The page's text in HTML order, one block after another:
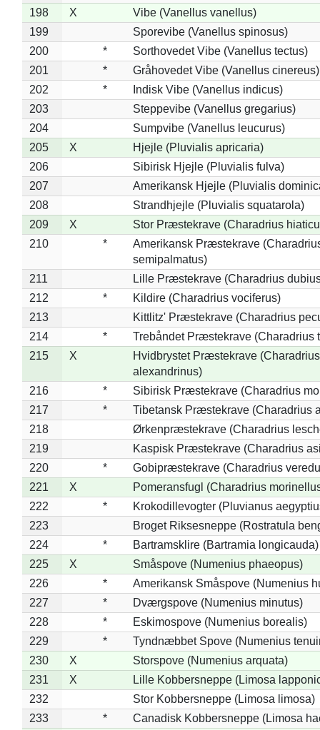
198
X
Vibe (Vanellus vanellus)
199
Sporevibe (Vanellus spinosus)
200
*
Sorthovedet Vibe (Vanellus tectus)
201
*
Gråhovedet Vibe (Vanellus cinereus)
202
*
Indisk Vibe (Vanellus indicus)
203
Steppevibe (Vanellus gregarius)
204
Sumpvibe (Vanellus leucurus)
205
X
Hjejle (Pluvialis apricaria)
206
Sibirisk Hjejle (Pluvialis fulva)
207
Amerikansk Hjejle (Pluvialis
208
Strandhjejle (Pluvialis squatarola)
209
X
Stor Præstekrave (Charadrius
210
*
Amerikansk Præstekrave
semipalmatus)
211
Lille Præstekrave (Charadrius
212
*
Kildire (Charadrius vociferus)
213
Kittlitz' Præstekrave (Charadrius
214
*
Trebåndet Præstekrave (Charadrius
215
X
Hvidbrystet Præstekrave (Charadrius
alexandrinus)
216
*
Sibirisk Præstekrave (Charadrius
217
*
Tibetansk Præstekrave (Charadrius
218
Ørkenpræstekrave (Charadrius
219
Kaspisk Præstekrave (Charadrius
220
*
Gobipræstekrave (Charadrius
221
X
Pomeransfugl (Charadrius
222
*
Krokodillevogter (Pluvianus
223
Broget Riksesneppe (Rostratula
224
*
Bartramsklire (Bartramia longicauda)
225
X
Småspove (Numenius phaeopus)
226
*
Amerikansk Småspove (Numenius
227
*
Dværgspove (Numenius minutus)
228
*
Eskimospove (Numenius borealis)
229
*
Tyndnæbbet Spove (Numenius
230
X
Storspove (Numenius arquata)
231
X
Lille Kobbersneppe (Limosa
232
Stor Kobbersneppe (Limosa limosa)
233
* Canadisk Kobbersneppe (Limosa